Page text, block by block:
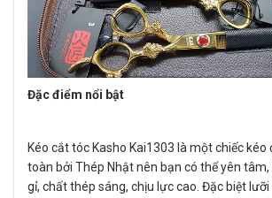
Đặc điểm nổi bật
Kéo cắt tóc Kasho Kai1303 là một chiếc
toàn bởi Thép Nhật nên bạn có thể yên tâm,
gỉ, chất thép sáng, chịu lực cao. Đặc biệt lưỡi